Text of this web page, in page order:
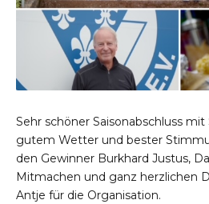
Sehr schöner Saisonabschluss
gutem Wetter und bester
den Gewinner Burkhard Justus,
Mitmachen und ganz herzlichen
Antje für die Organisation.